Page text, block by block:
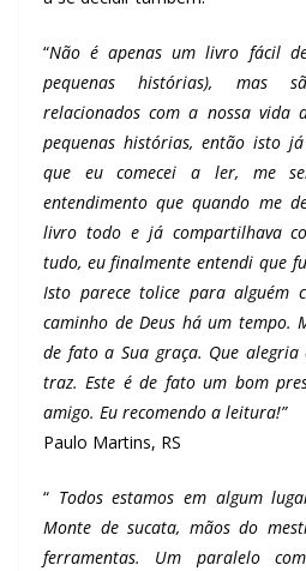
“Não é apenas um livro fácil
pequenas histórias), mas
relacionados com a nossa vida
pequenas histórias, então isto
que eu comecei a ler, me
entendimento que quando me
livro todo e já compartilhava
tudo, eu finalmente entendi que
Isto parece tolice para alguém
caminho de Deus há um tempo.
de fato a Sua graça. Que
traz. Este é de fato um bom
amigo. Eu recomendo a leitura!”
Paulo Martins, RS
“ Todos estamos em algum
Monte de sucata, mãos do
ferramentas. Um paralelo